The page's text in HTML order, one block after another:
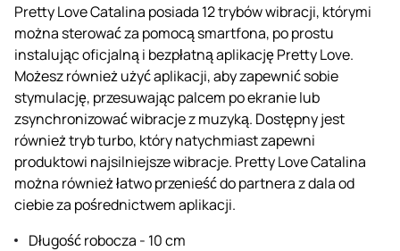
Pretty Love Catalina posiada 12 trybów wibracji, którymi
można sterować za pomocą smartfona, po prostu
instalując oficjalną i bezpłatną aplikację Pretty Love.
Możesz również użyć aplikacji, aby zapewnić sobie
stymulację, przesuwając palcem po ekranie lub
zsynchronizować wibracje z muzyką. Dostępny jest
również tryb turbo, który natychmiast zapewni
produktowi najsilniejsze wibracje. Pretty Love Catalina
można również łatwo przenieść do partnera z dala od
ciebie za pośrednictwem aplikacji.
Długość robocza - 10 cm